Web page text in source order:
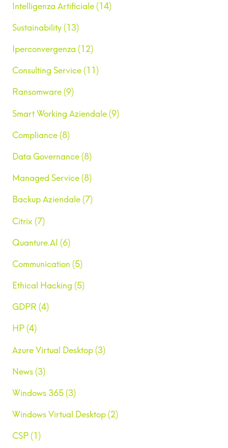
Intelligenza Artificiale (14)
Sustainability (13)
Iperconvergenza (12)
Consulting Service (11)
Ransomware (9)
Smart Working Aziendale (9)
Compliance (8)
Data Governance (8)
Managed Service (8)
Backup Aziendale (7)
Citrix (7)
Quanture.AI (6)
Communication (5)
Ethical Hacking (5)
GDPR (4)
HP (4)
Azure Virtual Desktop (3)
News (3)
Windows 365 (3)
Windows Virtual Desktop (2)
CSP (1)